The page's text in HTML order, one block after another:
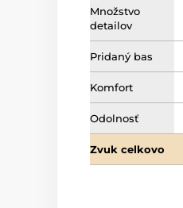
Množstvo
detailov
Pridaný bas
Komfort
Odolnosť
Zvuk celkovo